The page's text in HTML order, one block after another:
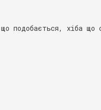
подобається, хіба що